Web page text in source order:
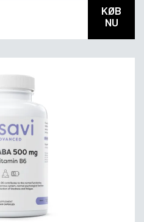
KØB
NU